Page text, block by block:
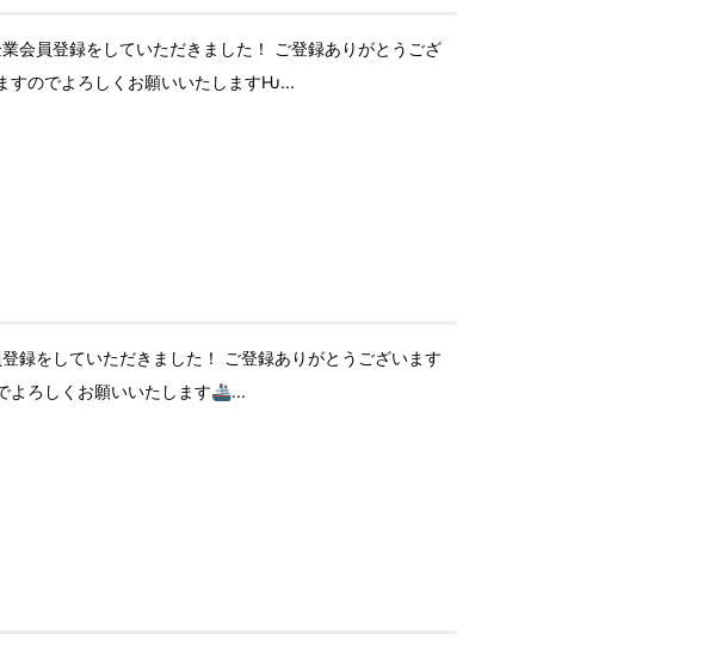
員登録をしていただきました！ ご登録ありがとうござ
すのでよろしくお願いいたしますǶ...
をしていただきました！ ご登録ありがとうございます
よろしくお願いいたします🚢...